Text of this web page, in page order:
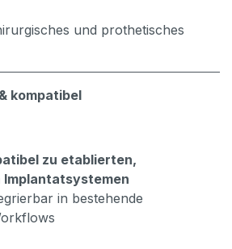
und prothetisches
kompatibel
zu etablierten,
in bestehende